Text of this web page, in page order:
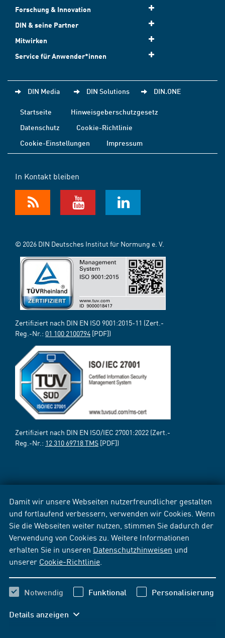
Damit wir unsere Webseiten nutzerfreundlicher gestalten
und fortlaufend verbessern, verwenden wir Cookies. Wenn
Sie die Webseiten weiter nutzen, stimmen Sie dadurch der
Verwendung von Cookies zu. Weitere Informationen
erhalten Sie in unseren Datenschutzhinweisen und
unserer Cookie-Richtlinie
Notwendig Funktional Personalisierung
Details anzeigen
Forschung & Innovation
DIN & seine Partner
Mitwirken
Service für Anwender*innen
DIN Media DIN Solutions DIN.ONE
Startseite
Hinweisgeberschutzgesetz
Datenschutz
Cookie-Richtlinie
Cookie-Einstellungen
Impressum
In Kontakt bleiben
© 2026 DIN Deutsches Institut für Normung e. V.
Zertifiziert nach DIN EN ISO 9001:2015-11 (Zert.-
Reg.-Nr.: 01 100 2100794 [PDF])
Zertifiziert nach DIN EN ISO/IEC 27001:2022 (Zert.-
Reg.-Nr.: 12 310 69718 TMS [PDF])